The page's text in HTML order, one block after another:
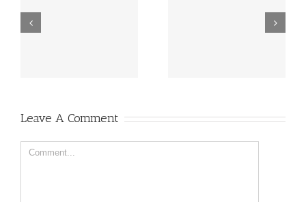
ΟΡΙΣΤΙΚΟΙ ΠΙΝΑΚΕΣ
ΚΑΤΑΤΑΞΗΣ ΚΑΙ
ΕΠΙΚΟΥΡΙΚΟΥ
ΚΕΝΤΡΟΥ
Leave A Comment
Comment